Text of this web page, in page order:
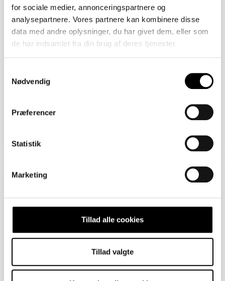
for sociale medier, annonceringspartnere og
analysepartnere. Vores partnere kan kombinere disse
data med andre oplysninger, du har givet dem, eller som
de har indsamlet fra din brug af deres tjenester.
Nødvendig
Præferencer
Statistik
Marketing
Tillad alle cookies
Tillad valgte
Åbent Hus: 07/08/2026
Åbent Hus: 07/08/2026
Sejlklubvej 1B